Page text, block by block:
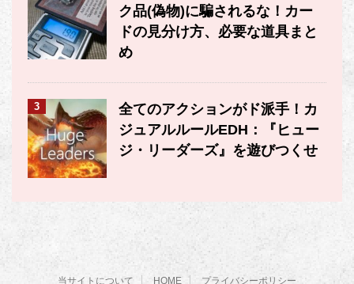
ク品(偽物)に騙されるな！カー
ドの見分け方、必要な道具まと
め
3
全てのアクションがド派手！カ
ジュアルルールEDH：『ヒュー
ジ・リーダーズ』を遊びつくせ
当サイトについて HOME プライバシーポリシー